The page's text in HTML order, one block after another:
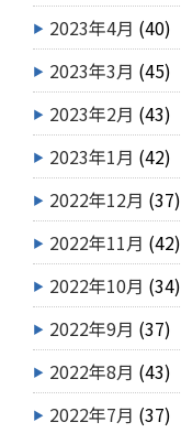
2023年4月 (40)
2023年3月 (45)
2023年2月 (43)
2023年1月 (42)
2022年12月 (37)
2022年11月 (42)
2022年10月 (34)
2022年9月 (37)
2022年8月 (43)
2022年7月 (37)